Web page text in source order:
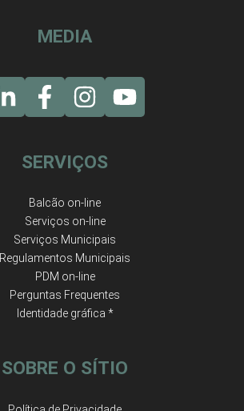
MEDIA
SERVIÇOS
Balcão on-line
Serviços on-line
Serviços Municipais
Regulamentos Municipais
PDM on-line
Perguntas Frequentes
Identidade gráfica *
SOBRE O SÍTIO